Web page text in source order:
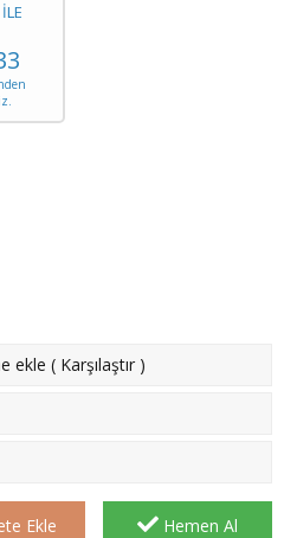
ekle ( Karşılaştır )
Ekle Hemen Al